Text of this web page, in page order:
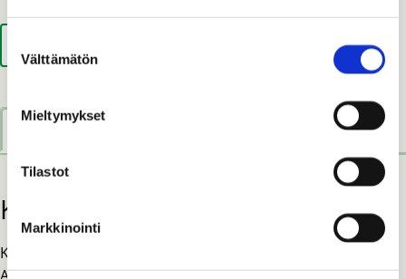
valinta
Välttämätön
Mieltymykset
Tilastot
Markkinointi
DMM
Hitch
määrä
Kuvaus
Kiipeilyploki kolmella kiinnityspisteellä.